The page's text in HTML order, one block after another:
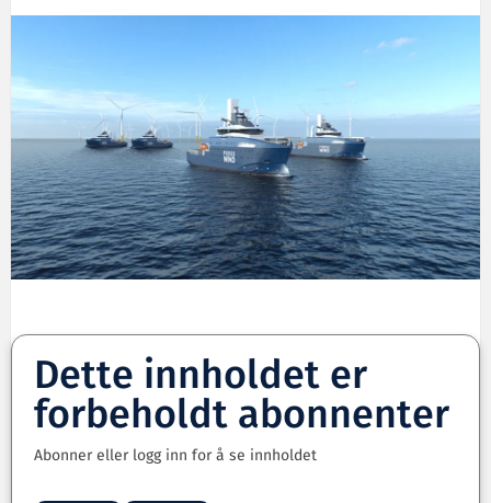
Dette innholdet er
forbeholdt abonnenter
Abonner eller logg inn for å se innholdet